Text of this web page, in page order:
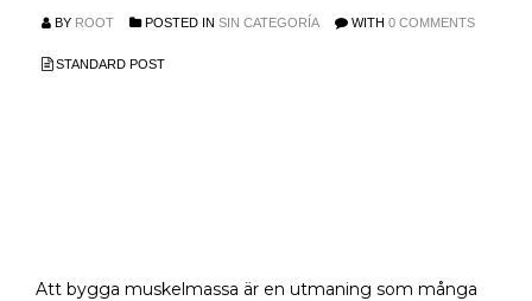
BY ROOT POSTED IN SIN CATEGORÍA WITH 0 COMMENTS
STANDARD POST
Att bygga muskelmassa är en utmaning som många